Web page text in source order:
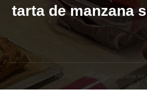
tarta de manzana
Home tarta de manzana